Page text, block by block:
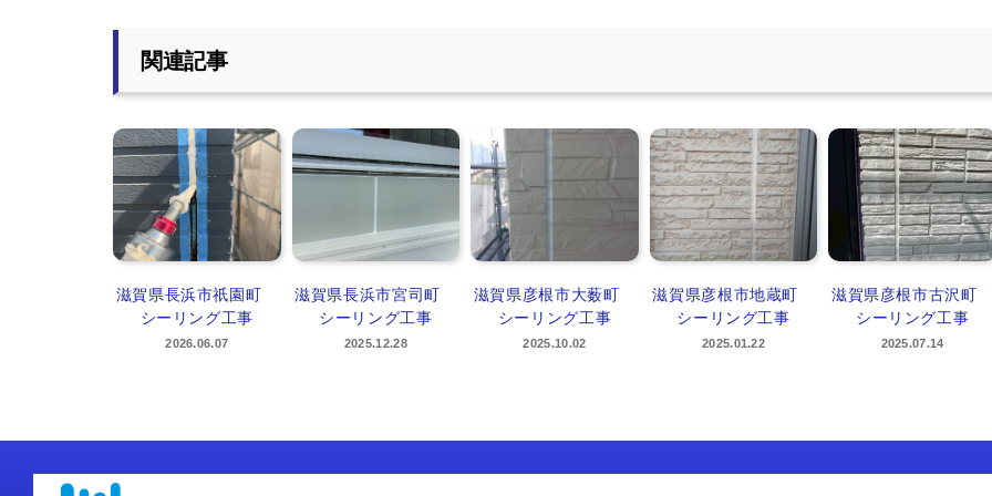
関連記事
滋賀県長浜市祇園町
シーリング工事
2026.06.07
滋賀県長浜市宮司町
シーリング工事
2025.12.28
滋賀県彦根市大薮町
シーリング工事
2025.10.02
滋賀県彦根市地蔵町
シーリング工事
2025.01.22
滋賀県彦根市古沢
シーリング工事
2025.07.14